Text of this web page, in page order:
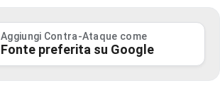
Aggiungi Contra-Ataque come
Fonte preferita su Google